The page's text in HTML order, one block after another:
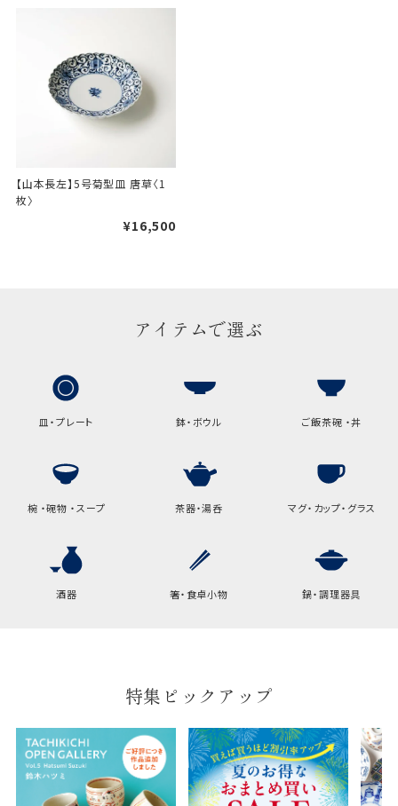
【山本長左】5号菊型皿 唐草〈1
枚〉
¥16,500
アイテムで選ぶ
皿・プレート 鉢・ボウル ご飯茶碗 ・丼
椀 ・碗物 ・スープ 茶器・湯呑 マグ・カップ・グラス
酒器 箸・食卓小物 鍋・調理器具
特集ピックアップ